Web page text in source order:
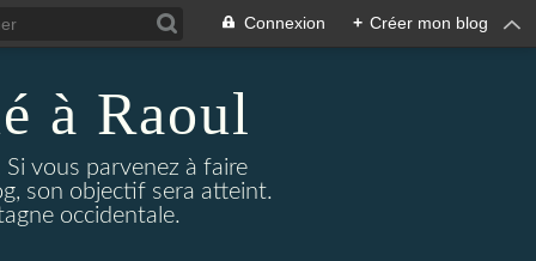
Connexion + Créer mon blog
à Raoul
vous parvenez à faire
son objectif sera atteint.
occidentale.